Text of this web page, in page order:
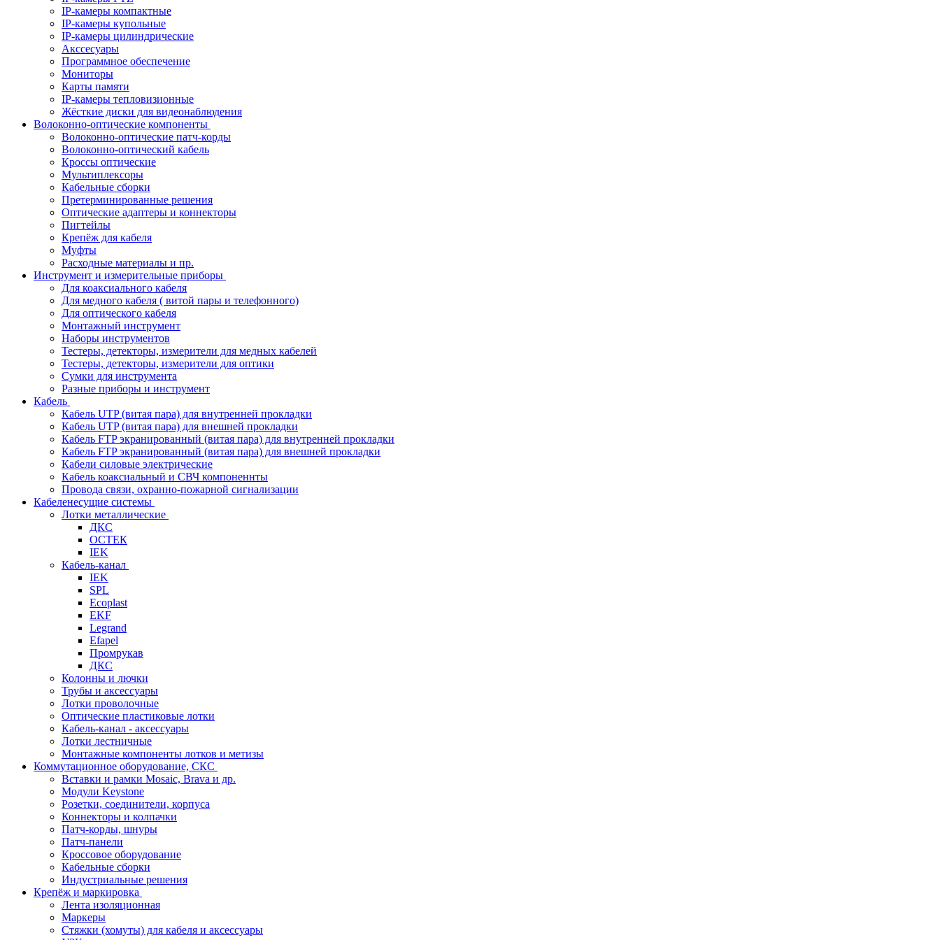
IP-камеры компактные
IP-камеры купольные
IP-камеры цилиндрические
Акссесуары
Программное обеспечение
Мониторы
Карты памяти
IP-камеры тепловизионные
Жёсткие диски для видеонаблюдения
Волоконно-оптические компоненты
Волоконно-оптические патч-корды
Волоконно-оптический кабель
Кроссы оптические
Мультиплексоры
Кабельные сборки
Претерминированные решения
Оптические адаптеры и коннекторы
Пигтейлы
Крепёж для кабеля
Муфты
Расходные материалы и пр.
Инструмент и измерительные приборы
Для коаксиального кабеля
Для медного кабеля ( витой пары и телефонного)
Для оптического кабеля
Монтажный инструмент
Наборы инструментов
Тестеры, детекторы, измерители для медных кабелей
Тестеры, детекторы, измерители для оптики
Сумки для инструмента
Разные приборы и инструмент
Кабель
Кабель UTP (витая пара) для внутренней прокладки
Кабель UTP (витая пара) для внешней прокладки
Кабель FTP экранированный (витая пара) для внутренней прокладки
Кабель FTP экранированный (витая пара) для внешней прокладки
Кабели силовые электрические
Кабель коаксиальный и СВЧ компоненнты
Провода связи, охранно-пожарной сигнализации
Кабеленесущие системы
Лотки металлические
ДКС
ОСТЕК
IEK
Кабель-канал
IEK
SPL
Ecoplast
EKF
Legrand
Efapel
Промрукав
ДКС
Колонны и лючки
Трубы и аксессуары
Лотки проволочные
Оптические пластиковые лотки
Кабель-канал - аксессуары
Лотки лестничные
Монтажные компоненты лотков и метизы
Коммутационное оборудование, СКС
Вставки и рамки Mosaic, Brava и др.
Модули Keystone
Розетки, соединители, корпуса
Коннекторы и колпачки
Патч-корды, шнуры
Патч-панели
Кроссовое оборудование
Кабельные сборки
Индустриальные решения
Крепёж и маркировка
Лента изоляционная
Маркеры
Стяжки (хомуты) для кабеля и аксессуары